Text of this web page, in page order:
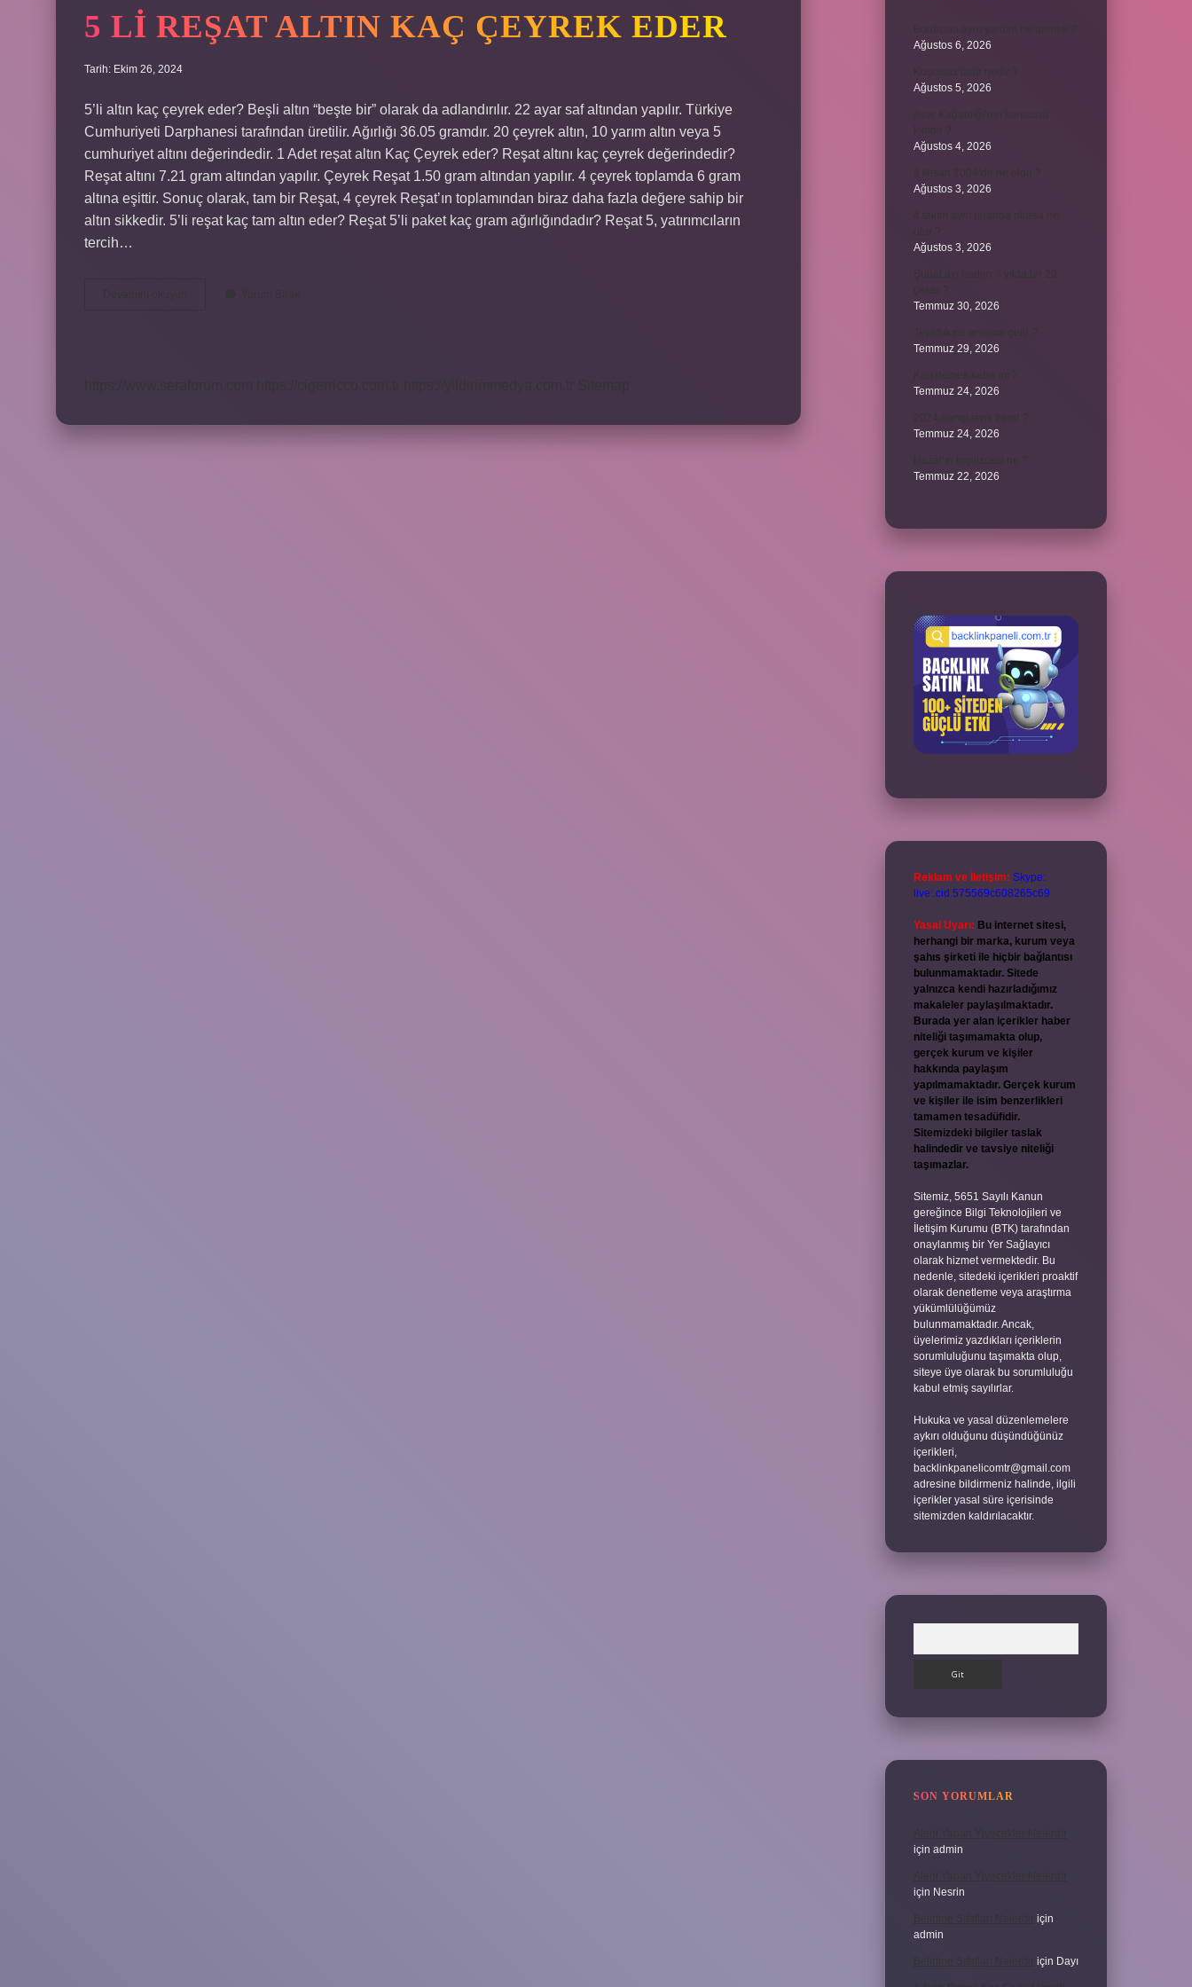
5 LI REŞAT ALTIN KAÇ ÇEYREK EDER
Tarih: Ekim 26, 2024
5’li altın kaç çeyrek eder? Beşli altın “beşte bir” olarak da adlandırılır. 22 ayar saf altından yapılır. Türkiye
Cumhuriyeti Darphanesi tarafından üretilir. Ağırlığı 36.05 gramdır. 20 çeyrek altın, 10 yarım altın veya 5
cumhuriyet altını değerindedir. 1 Adet reşat altın Kaç Çeyrek eder? Reşat altını kaç çeyrek değerindedir?
Reşat altını 7.21 gram altından yapılır. Çeyrek Reşat 1.50 gram altından yapılır. 4 çeyrek toplamda 6 gram
altına eşittir. Sonuç olarak, tam bir Reşat, 4 çeyrek Reşat’ın toplamından biraz daha fazla değere sahip bir
altın sikkedir. 5’li reşat kaç tam altın eder? Reşat 5’li paket kaç gram ağırlığındadır? Reşat 5, yatırımcıların
tercih…
Ağustos 6, 2026
Ağustos 5, 2026
Ağustos 4, 2026
Ağustos 3, 2026
Ağustos 3, 2026
Temmuz 30, 2026
Temmuz 29, 2026
Temmuz 24, 2026
Temmuz 24, 2026
Temmuz 22, 2026
Reklam ve İletişim: Skype:
live:.cid.575569c608265c69
Yasal Uyarı: Bu internet sitesi,
herhangi bir marka, kurum veya
şahıs şirketi ile hiçbir bağlantısı
bulunmamaktadır. Sitede
yalnızca kendi hazırladığımız
makaleler paylaşılmaktadır.
Burada yer alan içerikler haber
niteliği taşımamakta olup,
gerçek kurum ve kişiler
hakkında paylaşım
yapılmamaktadır. Gerçek kurum
ve kişiler ile isim benzerlikleri
tamamen tesadüfidir.
Sitemizdeki bilgiler taslak
halindedir ve tavsiye niteliği
taşımazlar.
Sitemiz, 5651 Sayılı Kanun
gereğince Bilgi Teknolojileri ve
İletişim Kurumu (BTK) tarafından
onaylanmış bir Yer Sağlayıcı
olarak hizmet vermektedir. Bu
nedenle, sitedeki içerikleri proaktif
olarak denetleme veya araştırma
yükümlülüğümüz
bulunmamaktadır. Ancak,
üyelerimiz yazdıkları içeriklerin
sorumluluğunu taşımakta olup,
siteye üye olarak bu sorumluluğu
kabul etmiş sayılırlar.
Hukuka ve yasal düzenlemelere
aykırı olduğunu düşündüğünüz
içerikleri,
backlinkpanelicomtr@gmail.com
adresine bildirmeniz halinde, ilgili
içerikler yasal süre içerisinde
sitemizden kaldırılacaktır.
SON YORUMLAR
Alerji Yapan Yiyecekler Nelerdir
için admin
Alerji Yapan Yiyecekler Nelerdir
için Nesrin
Belirtme Sıfatları Nelerdir için
admin
Belirtme Sıfatları Nelerdir için Dayı